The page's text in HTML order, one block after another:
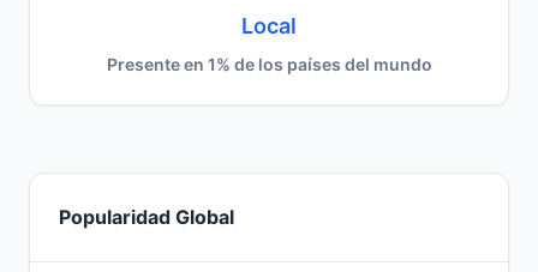
Local
Presente en 1% de los países del mundo
Popularidad Global